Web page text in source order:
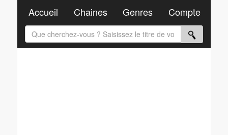
Accueil Chaines Genres Compte